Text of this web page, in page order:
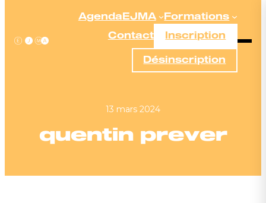
contenu
AgendaEJMA Formations
Contact
Inscription
Désinscription
13 mars 2024
quentin prever